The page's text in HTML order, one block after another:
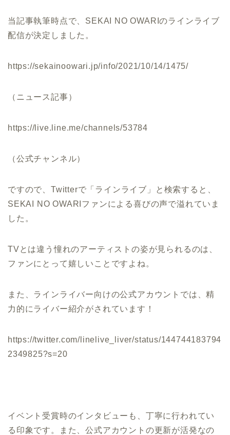
当記事執筆時点で、SEKAI NO OWARIのラインライブ
配信が決定しました。
https://sekainoowari.jp/info/2021/10/14/1475/
（ニュース記事）
https://live.line.me/channels/53784
（公式チャンネル）
ですので、Twitterで「ラインライブ」と検索すると、
SEKAI NO OWARIファンによる喜びの声で溢れていま
した。
TVとは違う憧れのアーティストの姿が見られるのは、
ファンにとって嬉しいことですよね。
また、ラインライバー向けの公式アカウントでは、精
力的にライバー紹介がされています！
https://twitter.com/linelive_liver/status/144744183794
2349825?s=20
イベント受賞時のインタビューも、丁寧に行われてい
る印象です。また、公式アカウントの更新が活発なの